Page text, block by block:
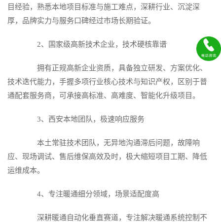
目经验，熟悉本地项目标准与施工难点，深耕行业、沉淀深
厚，品牌实力与服务口碑经过市场长期验证。
2、国家级高新技术企业，技术硬核靠谱
拥有正规高新企业资质，具备独立研发、方案优化、
技术迭代能力，手握多项行业核心技术与知识产权，区别于普
通配套服务商，可承接高标准、高难度、智能化升级项目。
3、西安本地团队，极速响应服务
本土常驻技术团队，无异地沟通滞后问题，故障响
应、现场调试、售后维保高效及时，极大缩短项目工期、降低
运维成本。
4、专注暖通细分领域，场景适配度高
深耕暖通自动化垂直赛道，专注解决暖通系统控制不